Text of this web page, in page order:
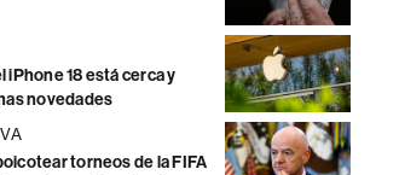
iPhone 18 está cerca y
novedades
torneos de la FIFA